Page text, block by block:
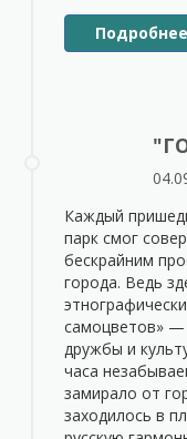
Подробнее
️Каждый
парк смог
бескрайним
города. Ведь
самоцветов» —
дружбы и
часа
замирало от
заходилось в